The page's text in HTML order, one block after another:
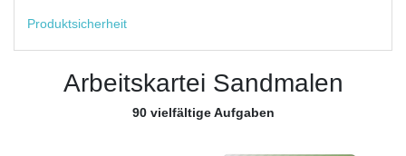
Produktsicherheit
Arbeitskartei Sandmalen
90 vielfältige Aufgaben